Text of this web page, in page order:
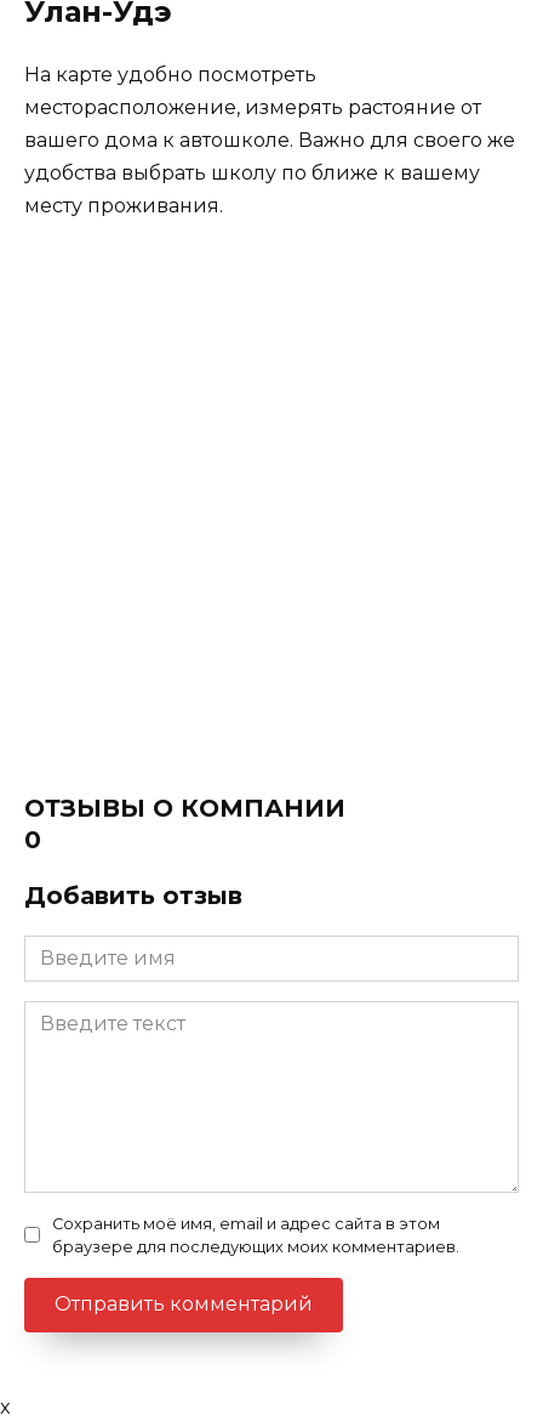
Улан-Удэ
На карте удобно посмотреть
месторасположение, измерять растояние от
вашего дома к автошколе. Важно для своего же
удобства выбрать школу по ближе к вашему
месту проживания.
ОТЗЫВЫ О КОМПАНИИ
0
Добавить отзыв
Сохранить моё имя, email и адрес сайта в этом
браузере для последующих моих комментариев.
x